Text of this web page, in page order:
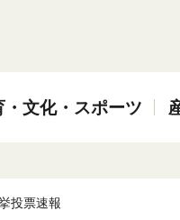
・文化・スポーツ
投票速報